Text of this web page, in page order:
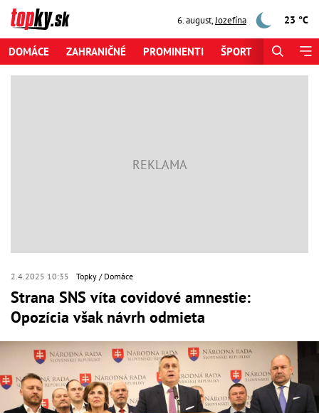
6. august,Jozefína 23 °C
DOMÁCE ZAHRANIČNÉ PROMINENTI ŠPORT
2.4.2025 10:35 Topky Domáce
Strana SNS víta covidové amnestie:
Opozícia však návrh odmieta